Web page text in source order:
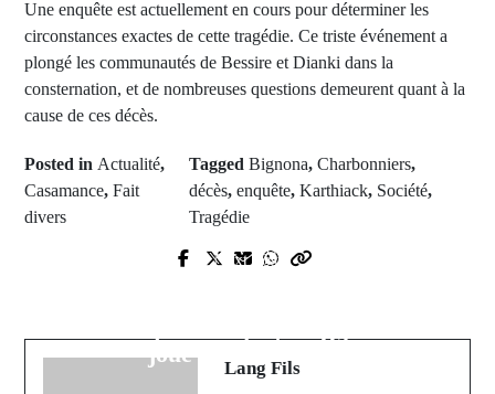
Une enquête est actuellement en cours pour déterminer les
circonstances exactes de cette tragédie. Ce triste événement a
plongé les communautés de Bessire et Dianki dans la
consternation, et de nombreuses questions demeurent quant à la
cause de ces décès.
Posted in Actualité,
Casamance, Fait
divers
TaggedBignona,Charbonniers,
décès,enquête,Karthiack, Société,
Tragédie
Prev Post
démarre fort en R3
Next Post
joue ce soir à Paris
Lang Fils